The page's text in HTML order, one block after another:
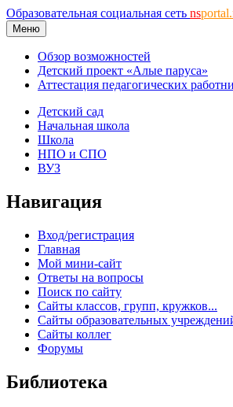
Образовательная социальная сеть ns
Меню
Обзор возможностей
Детский проект «Алые паруса»
Аттестация педагогических
Детский сад
Начальная школа
Школа
НПО и СПО
ВУЗ
Навигация
Вход/регистрация
Главная
Мой мини-сайт
Ответы на вопросы
Поиск по сайту
Сайты классов, групп, кружков...
Сайты образовательных
Сайты коллег
Форумы
Библиотека